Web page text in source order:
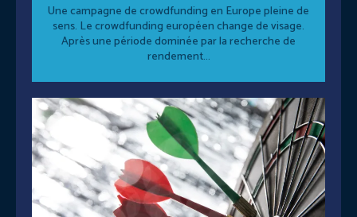
Une campagne de crowdfunding en Europe pleine de
sens. Le crowdfunding européen change de visage.
Après une période dominée par la recherche de
rendement...